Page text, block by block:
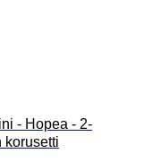
- Hopea - 2-
korusetti